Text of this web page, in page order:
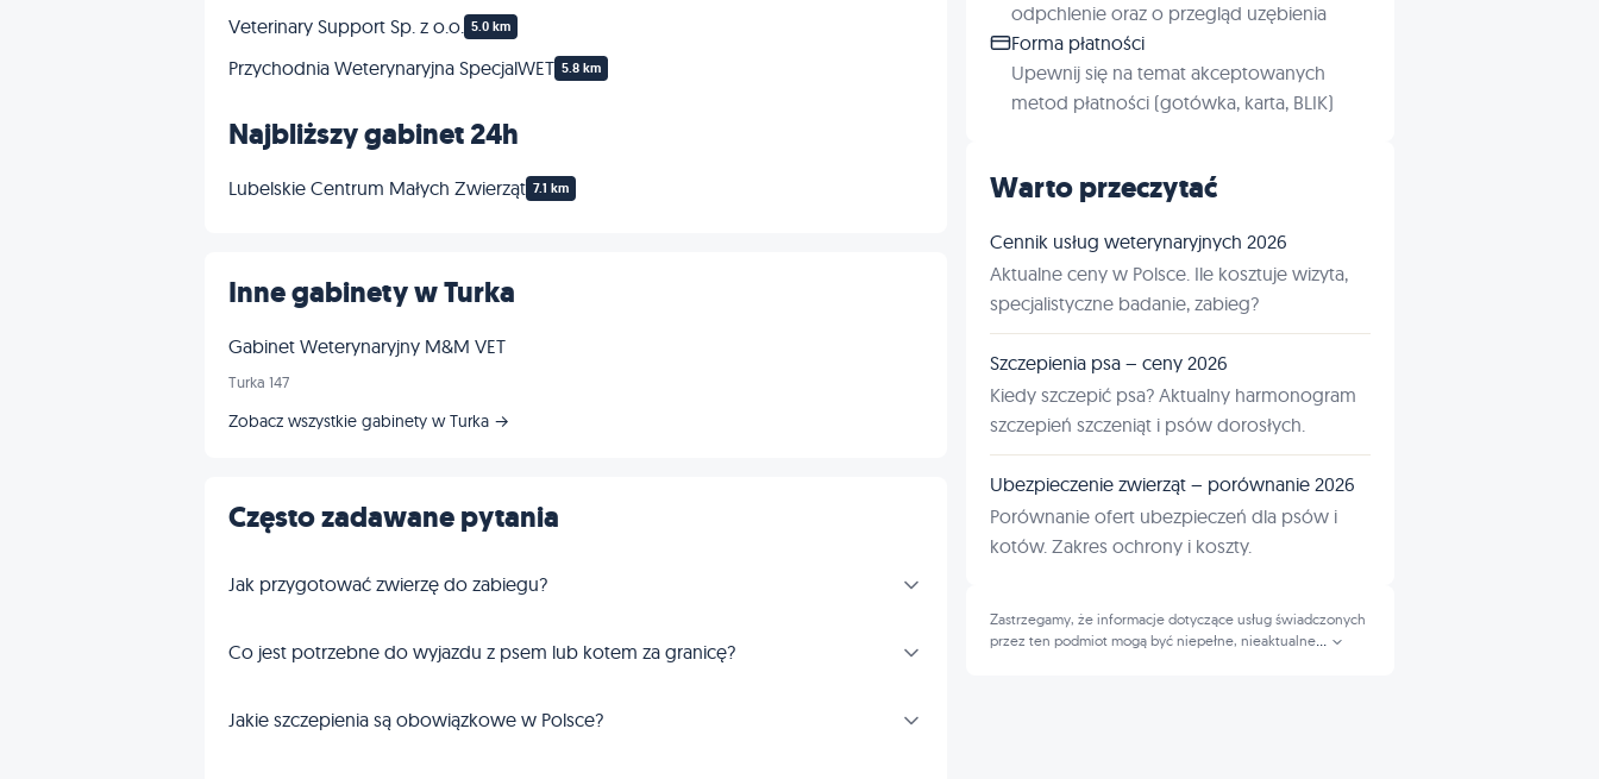
Veterinary Support Sp. z o.o. 5.0 km
Przychodnia Weterynaryjna SpecjalWET 5.8 km
Najbliższy gabinet 24h
Lubelskie Centrum Małych Zwierząt 7.1 km
Inne gabinety w Turka
Gabinet Weterynaryjny M&M VET
Turka 147
Zobacz wszystkie gabinety w Turka →
Często zadawane pytania
Jak przygotować zwierzę do zabiegu?
Co jest potrzebne do wyjazdu z psem lub kotem za granicę?
Jakie szczepienia są obowiązkowe w Polsce?
odpchlenie oraz o przegląd uzębienia
Forma płatności
Upewnij się na temat akceptowanych
metod płatności (gotówka, karta, BLIK)
Warto przeczytać
Cennik usług weterynaryjnych 2026
Aktualne ceny w Polsce. Ile kosztuje wizyta,
specjalistyczne badanie, zabieg?
Szczepienia psa – ceny 2026
Kiedy szczepić psa? Aktualny harmonogram
szczepień szczeniąt i psów dorosłych.
Ubezpieczenie zwierząt – porównanie 2026
Porównanie ofert ubezpieczeń dla psów i
kotów. Zakres ochrony i koszty.
Zastrzegamy, że informacje dotyczące usług świadczonych
przez ten podmiot mogą być niepełne, nieaktualne...